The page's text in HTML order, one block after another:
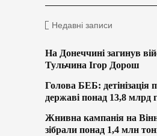
Недавні записи
На Донеччині загинув
Тульчина Ігор Дорош
Голова БЕБ: детінізація
державі понад 13,8 млрд
Жнивна кампанія на
зібрали понад 1,4 млн